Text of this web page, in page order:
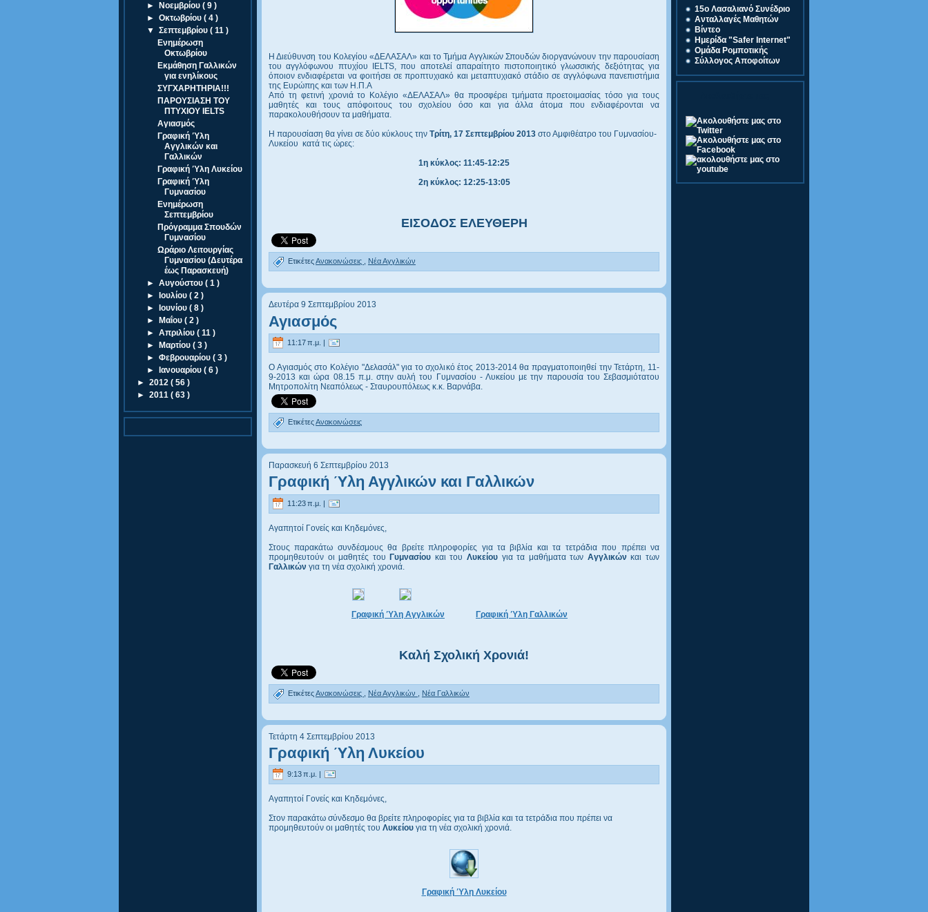
►
Νοεμβρίου( 9 )
►Οκτωβρίου( 4 )
▼Σεπτεμβρίου( 11 )
Ενημέρωση
Οκτωβρίου
Εκμάθηση Γαλλικών
για ενηλίκους
ΣΥΓΧΑΡΗΤΗΡΙΑ!!!
ΠΑΡΟΥΣΙΑΣΗ ΤΟΥ
ΠΤΥΧΙΟΥ IELTS
Αγιασμός
Γραφική Ύλη
Αγγλικών και
Γαλλικών
Γραφική Ύλη Λυκείου
Γραφική Ύλη
Γυμνασίου
Ενημέρωση
Σεπτεμβρίου
Πρόγραμμα Σπουδών
Γυμνασίου
Ωράριο Λειτουργίας
Γυμνασίου (Δευτέρα
έως Παρασκευή)
►Αυγούστου( 1 )
►
Ιουλίου( 2 )
►
Ιουνίου( 8 )
►
Μαΐου( 2 )
►Απριλίου( 11 )
►
Μαρτίου( 3 )
►Φεβρουαρίου( 3 )
►
Ιανουαρίου( 6 )
► 2012 ( 56 )
► 2011 ( 63 )
Η Διεύθυνση του Κολεγίου «ΔΕΛΑΣΑΛ» και το Τμήμα Αγγλικών Σπουδών διοργανώνουν την παρουσίαση
του αγγλόφωνου πτυχίου IELTS, που αποτελεί απαραίτητο πιστοποιητικό γλωσσικής δεξιότητας για
όποιον ενδιαφέρεται να φοιτήσει σε προπτυχιακό και μεταπτυχιακό στάδιο σε αγγλόφωνα πανεπιστήμια
της Ευρώπης και των Η.Π.Α
Από τη φετινή χρονιά το Κολέγιο «ΔΕΛΑΣΑΛ» θα προσφέρει τμήματα προετοιμασίας τόσο για τους
μαθητές και τους απόφοιτους του σχολείου όσο και για άλλα άτομα που ενδιαφέρονται να
παρακολουθήσουν τα μαθήματα.
Η παρουσίαση θα γίνει σε δύο κύκλους την Τρίτη, 17 Σεπτεμβρίου 2013 στο Αμφιθέατρο του Γυμνασίου-
Λυκείου κατά τις ώρες:
1η κύκλος: 11:45-12:25
2η κύκλος: 12:25-13:05
ΕΙΣΟΔΟΣ ΕΛΕΥΘΕΡΗ
ΕτικέτεςΑνακοινώσεις Νέα Αγγλικών
Δευτέρα 9 Σεπτεμβρίου 2013
Αγιασμός
11:17 π.μ. |
Ο Αγιασμός στο Κολέγιο "Δελασάλ" για το σχολικό έτος 2013-2014 θα πραγματοποιηθεί την Τετάρτη, 11-
9-2013 και ώρα 08.15 π.μ. στην αυλή του Γυμνασίου - Λυκείου με την παρουσία του Σεβασμιότατου
Μητροπολίτη Νεαπόλεως - Σταυρουπόλεως κ.κ. Βαρνάβα.
ΕτικέτεςΑνακοινώσεις
Παρασκευή 6 Σεπτεμβρίου 2013
Γραφική Ύλη Αγγλικών και Γαλλικών
11:23 π.μ. |
Αγαπητοί Γονείς και Κηδεμόνες,
Στους παρακάτω συνδέσμους θα βρείτε πληροφορίες για τα βιβλία και τα τετράδια που πρέπει να
προμηθευτούν οι μαθητές τουΓυμνασίου και του Λυκείου για τα μαθήματα των Αγγλικώνκαι των
Γαλλικών για τη νέα σχολική χρονιά.
Γραφική Ύλη Αγγλικών Γραφική Ύλη Γαλλικών
Καλή Σχολική Χρονιά!
ΕτικέτεςΑνακοινώσεις Νέα Αγγλικών Νέα Γαλλικών
Τετάρτη 4 Σεπτεμβρίου 2013
Γραφική Ύλη Λυκείου
9:13 π.μ. |
Αγαπητοί Γονείς και Κηδεμόνες,
Στον παρακάτω σύνδεσμο θα βρείτε πληροφορίες για τα βιβλία και τα τετράδια που πρέπει να
προμηθευτούν οι μαθητές του Λυκείου για τη νέα σχολική χρονιά.
Γραφική Ύλη Λυκείου
15o Λασαλιανό Συνέδριο
Ανταλλαγές Μαθητών
Βίντεο
Ημερίδα "Safer Internet"
Ομάδα Ρομποτικής
Σύλλογος Αποφοίτων